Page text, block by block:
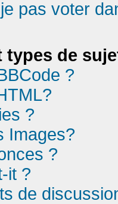
pas voter
types de
?
?
Images?
?
it ?
de